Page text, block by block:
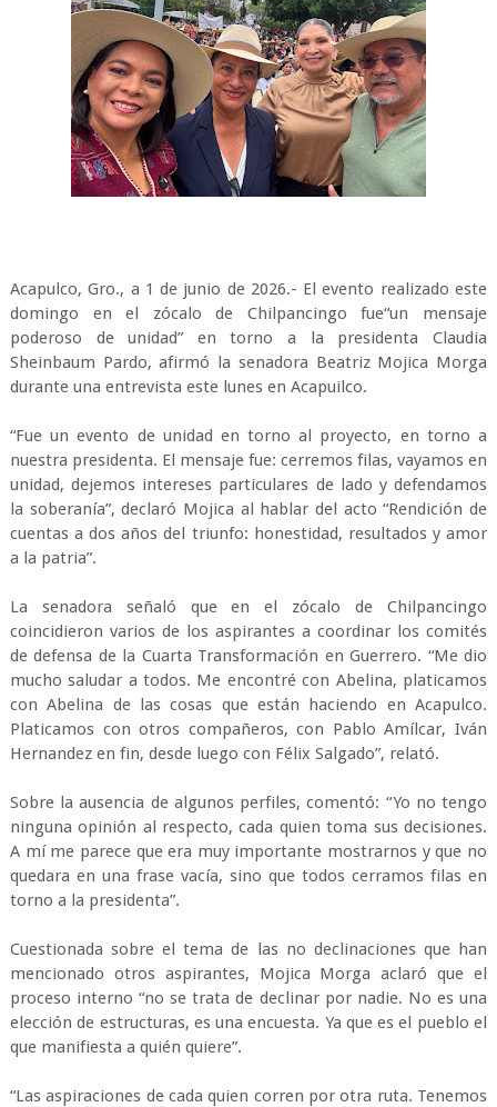
Acapulco, Gro., a 1 de junio de 2026.- El evento realizado este
domingo en el zócalo de Chilpancingo fue“un mensaje
poderoso de unidad” en torno a la presidenta Claudia
Sheinbaum Pardo, afirmó la senadora Beatriz Mojica Morga
durante una entrevista este lunes en Acapuilco.
“Fue un evento de unidad en torno al proyecto, en torno a
nuestra presidenta. El mensaje fue: cerremos filas, vayamos en
unidad, dejemos intereses particulares de lado y defendamos
la soberanía”, declaró Mojica al hablar del acto “Rendición de
cuentas a dos años del triunfo: honestidad, resultados y amor
a la patria”.
La senadora señaló que en el zócalo de Chilpancingo
coincidieron varios de los aspirantes a coordinar los comités
de defensa de la Cuarta Transformación en Guerrero. “Me dio
mucho saludar a todos. Me encontré con Abelina, platicamos
con Abelina de las cosas que están haciendo en Acapulco.
Platicamos con otros compañeros, con Pablo Amílcar, Iván
Hernandez en fin, desde luego con Félix Salgado”, relató.
Sobre la ausencia de algunos perfiles, comentó: “Yo no tengo
ninguna opinión al respecto, cada quien toma sus decisiones.
A mí me parece que era muy importante mostrarnos y que no
quedara en una frase vacía, sino que todos cerramos filas en
torno a la presidenta”.
Cuestionada sobre el tema de las no declinaciones que han
mencionado otros aspirantes, Mojica Morga aclaró que el
proceso interno “no se trata de declinar por nadie. No es una
elección de estructuras, es una encuesta. Ya que es el pueblo el
que manifiesta a quién quiere”.
“Las aspiraciones de cada quien corren por otra ruta. Tenemos